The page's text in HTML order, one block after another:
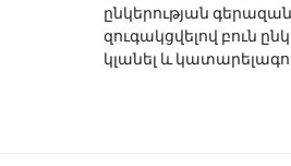
ընկերության
զուգակցվելով բուն
կլանել և